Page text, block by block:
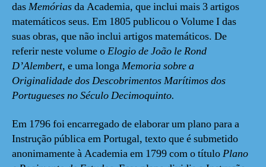
dasMemóriasda Academia, que inclui mais 3 artigos
matemáticos seus. Em 1805 publicou o Volume I das
suas obras, que não inclui artigos matemáticos. De
referir neste volume oElogio de João le Rond
D’Alembert, e uma longaMemoria sobre a
Originalidade dos Descobrimentos Marítimos dos
Portugueses no Século Decimoquinto.
Em 1796 foi encarregado de elaborar um plano para a
Instrução pública em Portugal, texto que é submetido
anonimamente à Academia em 1799 com o títuloPlano